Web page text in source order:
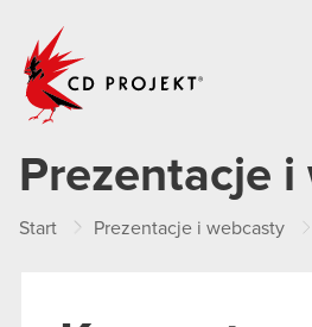
Prezentacje
Start Prezentacje i webcasty